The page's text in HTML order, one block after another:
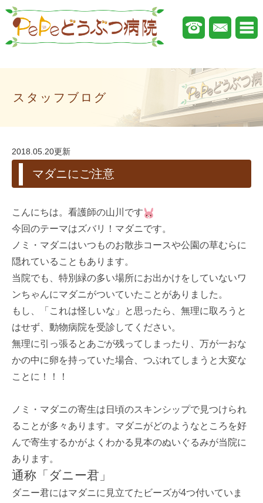
スタッフブログ
2018.05.20更新
マダニにご注意
こんにちは。看護師の山川です
今回のテーマはズバリ！マダニです。
ノミ・マダニはいつものお散歩コースや公園の草むらに
隠れていることもあります。
当院でも、特別緑の多い場所にお出かけをしていないワ
ンちゃんにマダニがついていたことがありました。
もし、「これは怪しいな」と思ったら、無理に取ろうと
はせず、動物病院を受診してください。
無理に引っ張るとあごが残ってしまったり、万が一おな
かの中に卵を持っていた場合、つぶれてしまうと大変な
ことに！！！
ノミ・マダニの寄生は日頃のスキンシップで見つけられ
ることが多々あります。マダニがどのようなところを好
んで寄生するかがよくわかる見本のぬいぐるみが当院に
あります。
通称「ダニー君」
ダニー君にはマダニに見立てたビーズが4つ付いていま